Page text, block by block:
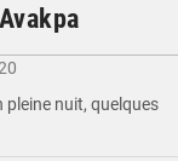
nuit, quelques